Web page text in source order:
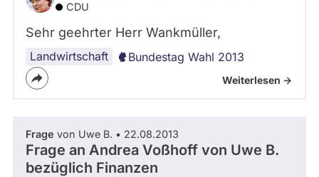
werden. CDU
Sehr geehrter Herr Wankmüller,
Landwirtschaft Bundestag Wahl 2013
Weiterlesen ->
Frage von Uwe B. • 22.08.2013
Frage an Andrea Voßhoff von Uwe B.
bezüglich Finanzen